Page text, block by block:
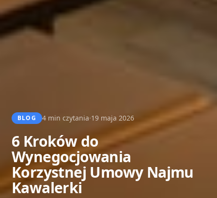
BLOG 4 min czytania·19 maja 2026
6 Kroków do
Wynegocjowania
Korzystnej Umowy Najmu
Kawalerki